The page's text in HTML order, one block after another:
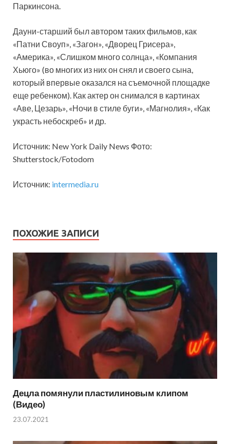
Паркинсона.
Дауни-старший был автором таких фильмов, как
«Патни Своуп», «Загон», «Дворец Грисера»,
«Америка», «Слишком много солнца», «Компания
Хьюго» (во многих из них он снял и своего сына,
который впервые оказался на съемочной площадке
еще ребенком). Как актер он снимался в картинах
«Аве, Цезарь», «Ночи в стиле буги», «Магнолия», «Как
украсть небоскреб» и др.
Источник: New York Daily News Фото:
Shutterstock/Fotodom
Источник: intermedia.ru
ПОХОЖИЕ ЗАПИСИ
Децла помянули пластилиновым клипом
(Видео)
23.07.2021